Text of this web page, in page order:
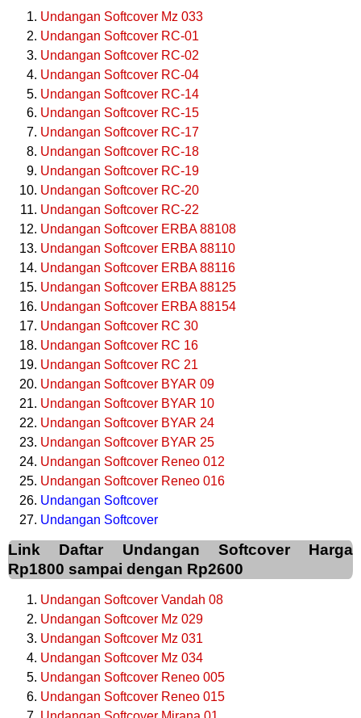
Undangan Softcover Mz 033
Undangan Softcover RC-01
Undangan Softcover RC-02
Undangan Softcover RC-04
Undangan Softcover RC-14
Undangan Softcover RC-15
Undangan Softcover RC-17
Undangan Softcover RC-18
Undangan Softcover RC-19
Undangan Softcover RC-20
Undangan Softcover RC-22
Undangan Softcover ERBA 88108
Undangan Softcover ERBA 88110
Undangan Softcover ERBA 88116
Undangan Softcover ERBA 88125
Undangan Softcover ERBA 88154
Undangan Softcover RC 30
Undangan Softcover RC 16
Undangan Softcover RC 21
Undangan Softcover BYAR 09
Undangan Softcover BYAR 10
Undangan Softcover BYAR 24
Undangan Softcover BYAR 25
Undangan Softcover Reneo 012
Undangan Softcover Reneo 016
Undangan Softcover
Undangan Softcover
Link Daftar Undangan Softcover Harga
Rp1800 sampai dengan Rp2600
Undangan Softcover Vandah 08
Undangan Softcover Mz 029
Undangan Softcover Mz 031
Undangan Softcover Mz 034
Undangan Softcover Reneo 005
Undangan Softcover Reneo 015